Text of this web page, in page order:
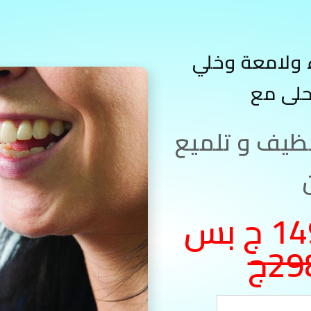
ولامعة وخلي
مع
و تلميع
متوفر بسعر 149 ج بس